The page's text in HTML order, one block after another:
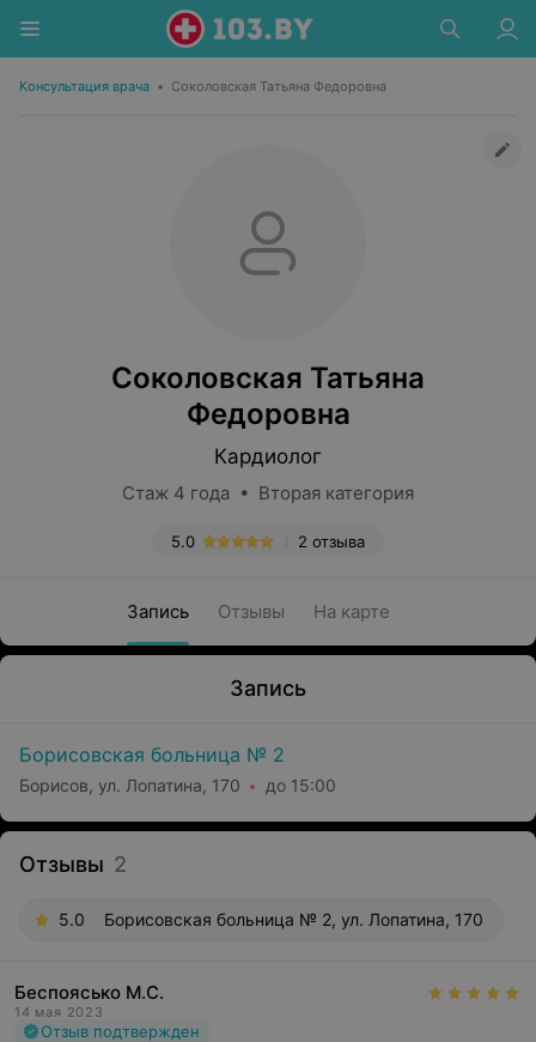
Консультация врача • Соколовская Татьяна Федоровна
Соколовская Татьяна
Федоровна
Кардиолог
Стаж 4 года • Вторая категория
2 отзыва
5.0
Запись Отзывы На карте
Запись
Борисовская больница № 2
Борисов, ул. Лопатина, 170 до 15:00
Отзывы 2
5.0 Борисовская больница № 2, ул. Лопатина, 170
Беспоясько М.С.
14 мая 2023
Отзыв подтвержден